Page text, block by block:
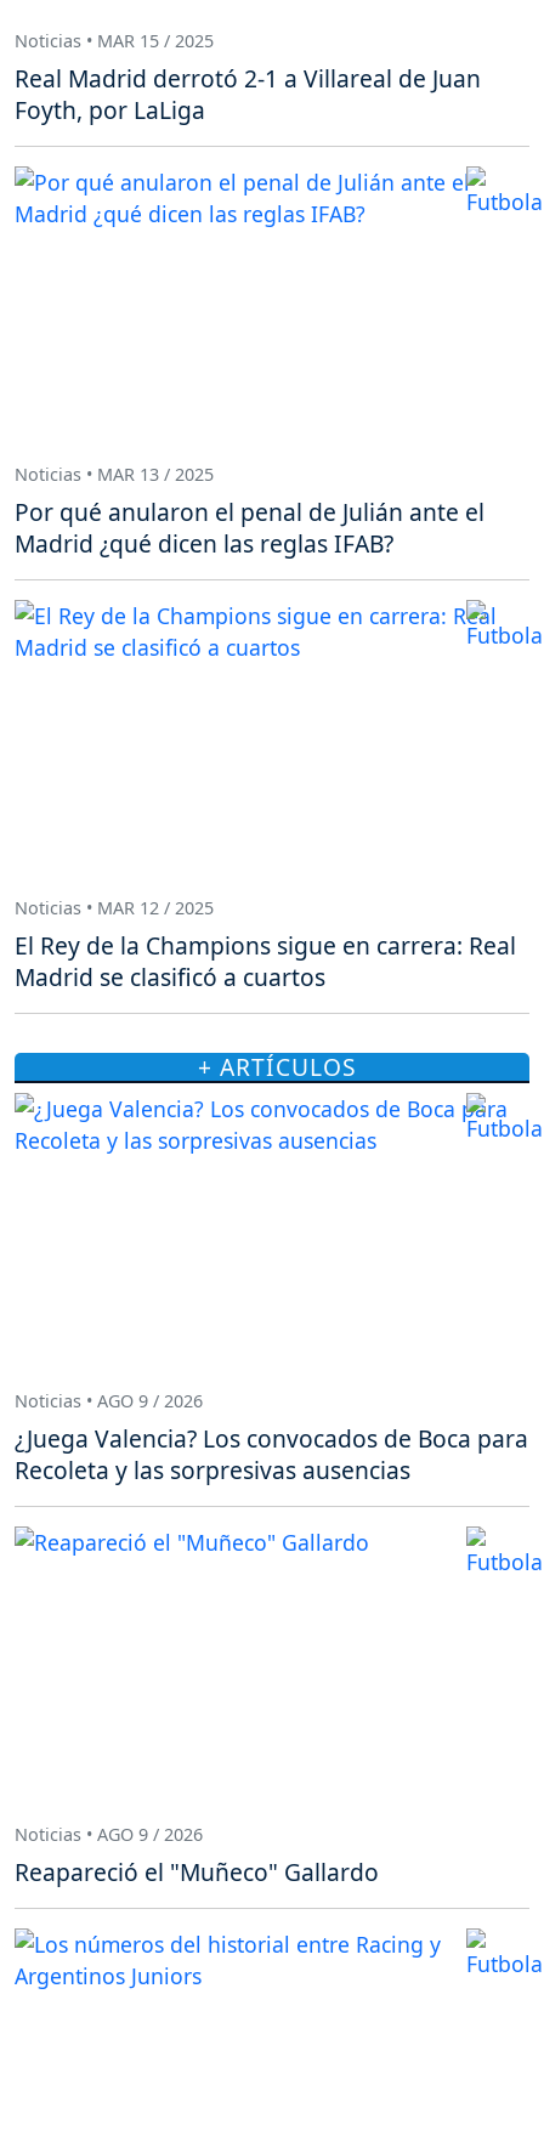
Noticias • MAR 15 / 2025
Real Madrid derrotó 2-1 a Villareal de Juan
Foyth, por LaLiga
Noticias • MAR 13 / 2025
Por qué anularon el penal de Julián ante el
Madrid ¿qué dicen las reglas IFAB?
Noticias • MAR 12 / 2025
El Rey de la Champions sigue en carrera: Real
Madrid se clasificó a cuartos
+ ARTÍCULOS
Noticias • AGO 9 / 2026
¿Juega Valencia? Los convocados de Boca para
Recoleta y las sorpresivas ausencias
Noticias • AGO 9 / 2026
Reapareció el "Muñeco" Gallardo